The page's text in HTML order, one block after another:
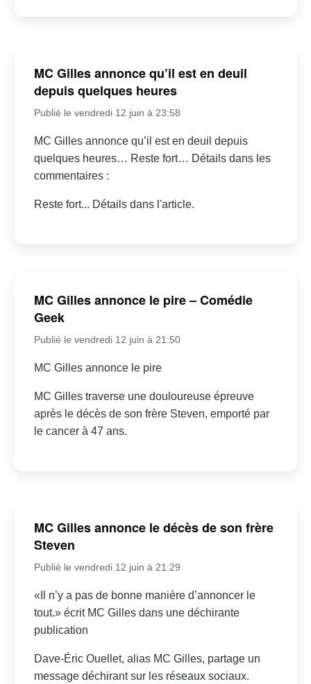
MC Gilles annonce qu’il est en deuil
depuis quelques heures
Publié le vendredi 12 juin à 23:58
MC Gilles annonce qu’il est en deuil depuis
quelques heures… Reste fort… Détails dans les
commentaires :
Reste fort... Détails dans l'article.
MC Gilles annonce le pire – Comédie
Geek
Publié le vendredi 12 juin à 21:50
MC Gilles annonce le pire
MC Gilles traverse une douloureuse épreuve
après le décès de son frère Steven, emporté par
le cancer à 47 ans.
MC Gilles annonce le décès de son frère
Steven
Publié le vendredi 12 juin à 21:29
«Il n’y a pas de bonne manière d’annoncer le
tout.» écrit MC Gilles dans une déchirante
publication
Dave-Éric Ouellet, alias MC Gilles, partage un
message déchirant sur les réseaux sociaux.